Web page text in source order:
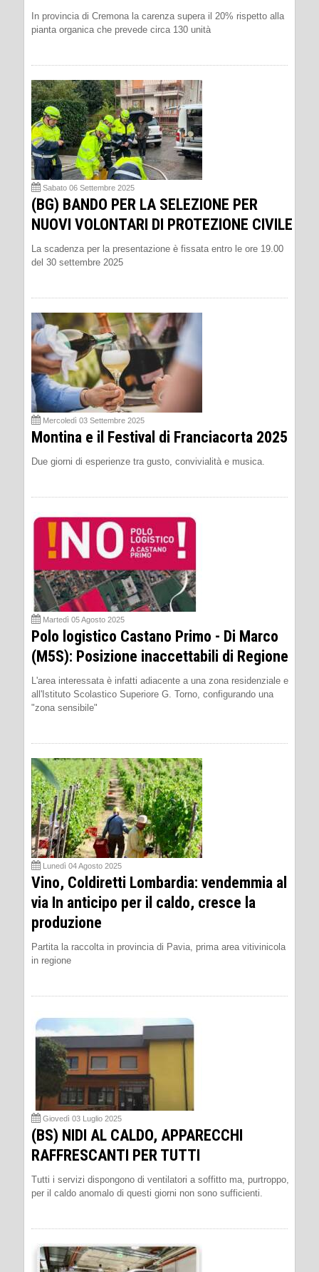
In provincia di Cremona la carenza supera il 20% rispetto alla
pianta organica che prevede circa 130 unità
Sabato 06 Settembre 2025
(BG) BANDO PER LA SELEZIONE PER
NUOVI VOLONTARI DI PROTEZIONE CIVILE
La scadenza per la presentazione è fissata entro le ore 19.00
del 30 settembre 2025
Mercoledì 03 Settembre 2025
Montina e il Festival di Franciacorta 2025
Due giorni di esperienze tra gusto, convivialità e musica.
Martedì 05 Agosto 2025
Polo logistico Castano Primo - Di Marco
(M5S): Posizione inaccettabili di Regione
L'area interessata è infatti adiacente a una zona residenziale e
all'Istituto Scolastico Superiore G. Torno, configurando una
"zona sensibile"
Lunedì 04 Agosto 2025
Vino, Coldiretti Lombardia: vendemmia al
via In anticipo per il caldo, cresce la
produzione
Partita la raccolta in provincia di Pavia, prima area vitivinicola
in regione
Giovedì 03 Luglio 2025
(BS) NIDI AL CALDO, APPARECCHI
RAFFRESCANTI PER TUTTI
Tutti i servizi dispongono di ventilatori a soffitto ma, purtroppo,
per il caldo anomalo di questi giorni non sono sufficienti.